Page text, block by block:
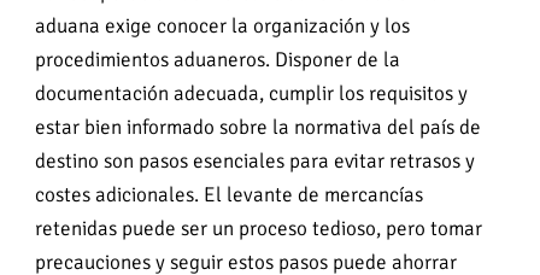
aduana exige conocer la organización y los
procedimientos aduaneros. Disponer de la
documentación adecuada, cumplir los requisitos y
estar bien informado sobre la normativa del país de
destino son pasos esenciales para evitar retrasos y
costes adicionales. El levante de mercancías
retenidas puede ser un proceso tedioso, pero tomar
precauciones y seguir estos pasos puede ahorrar